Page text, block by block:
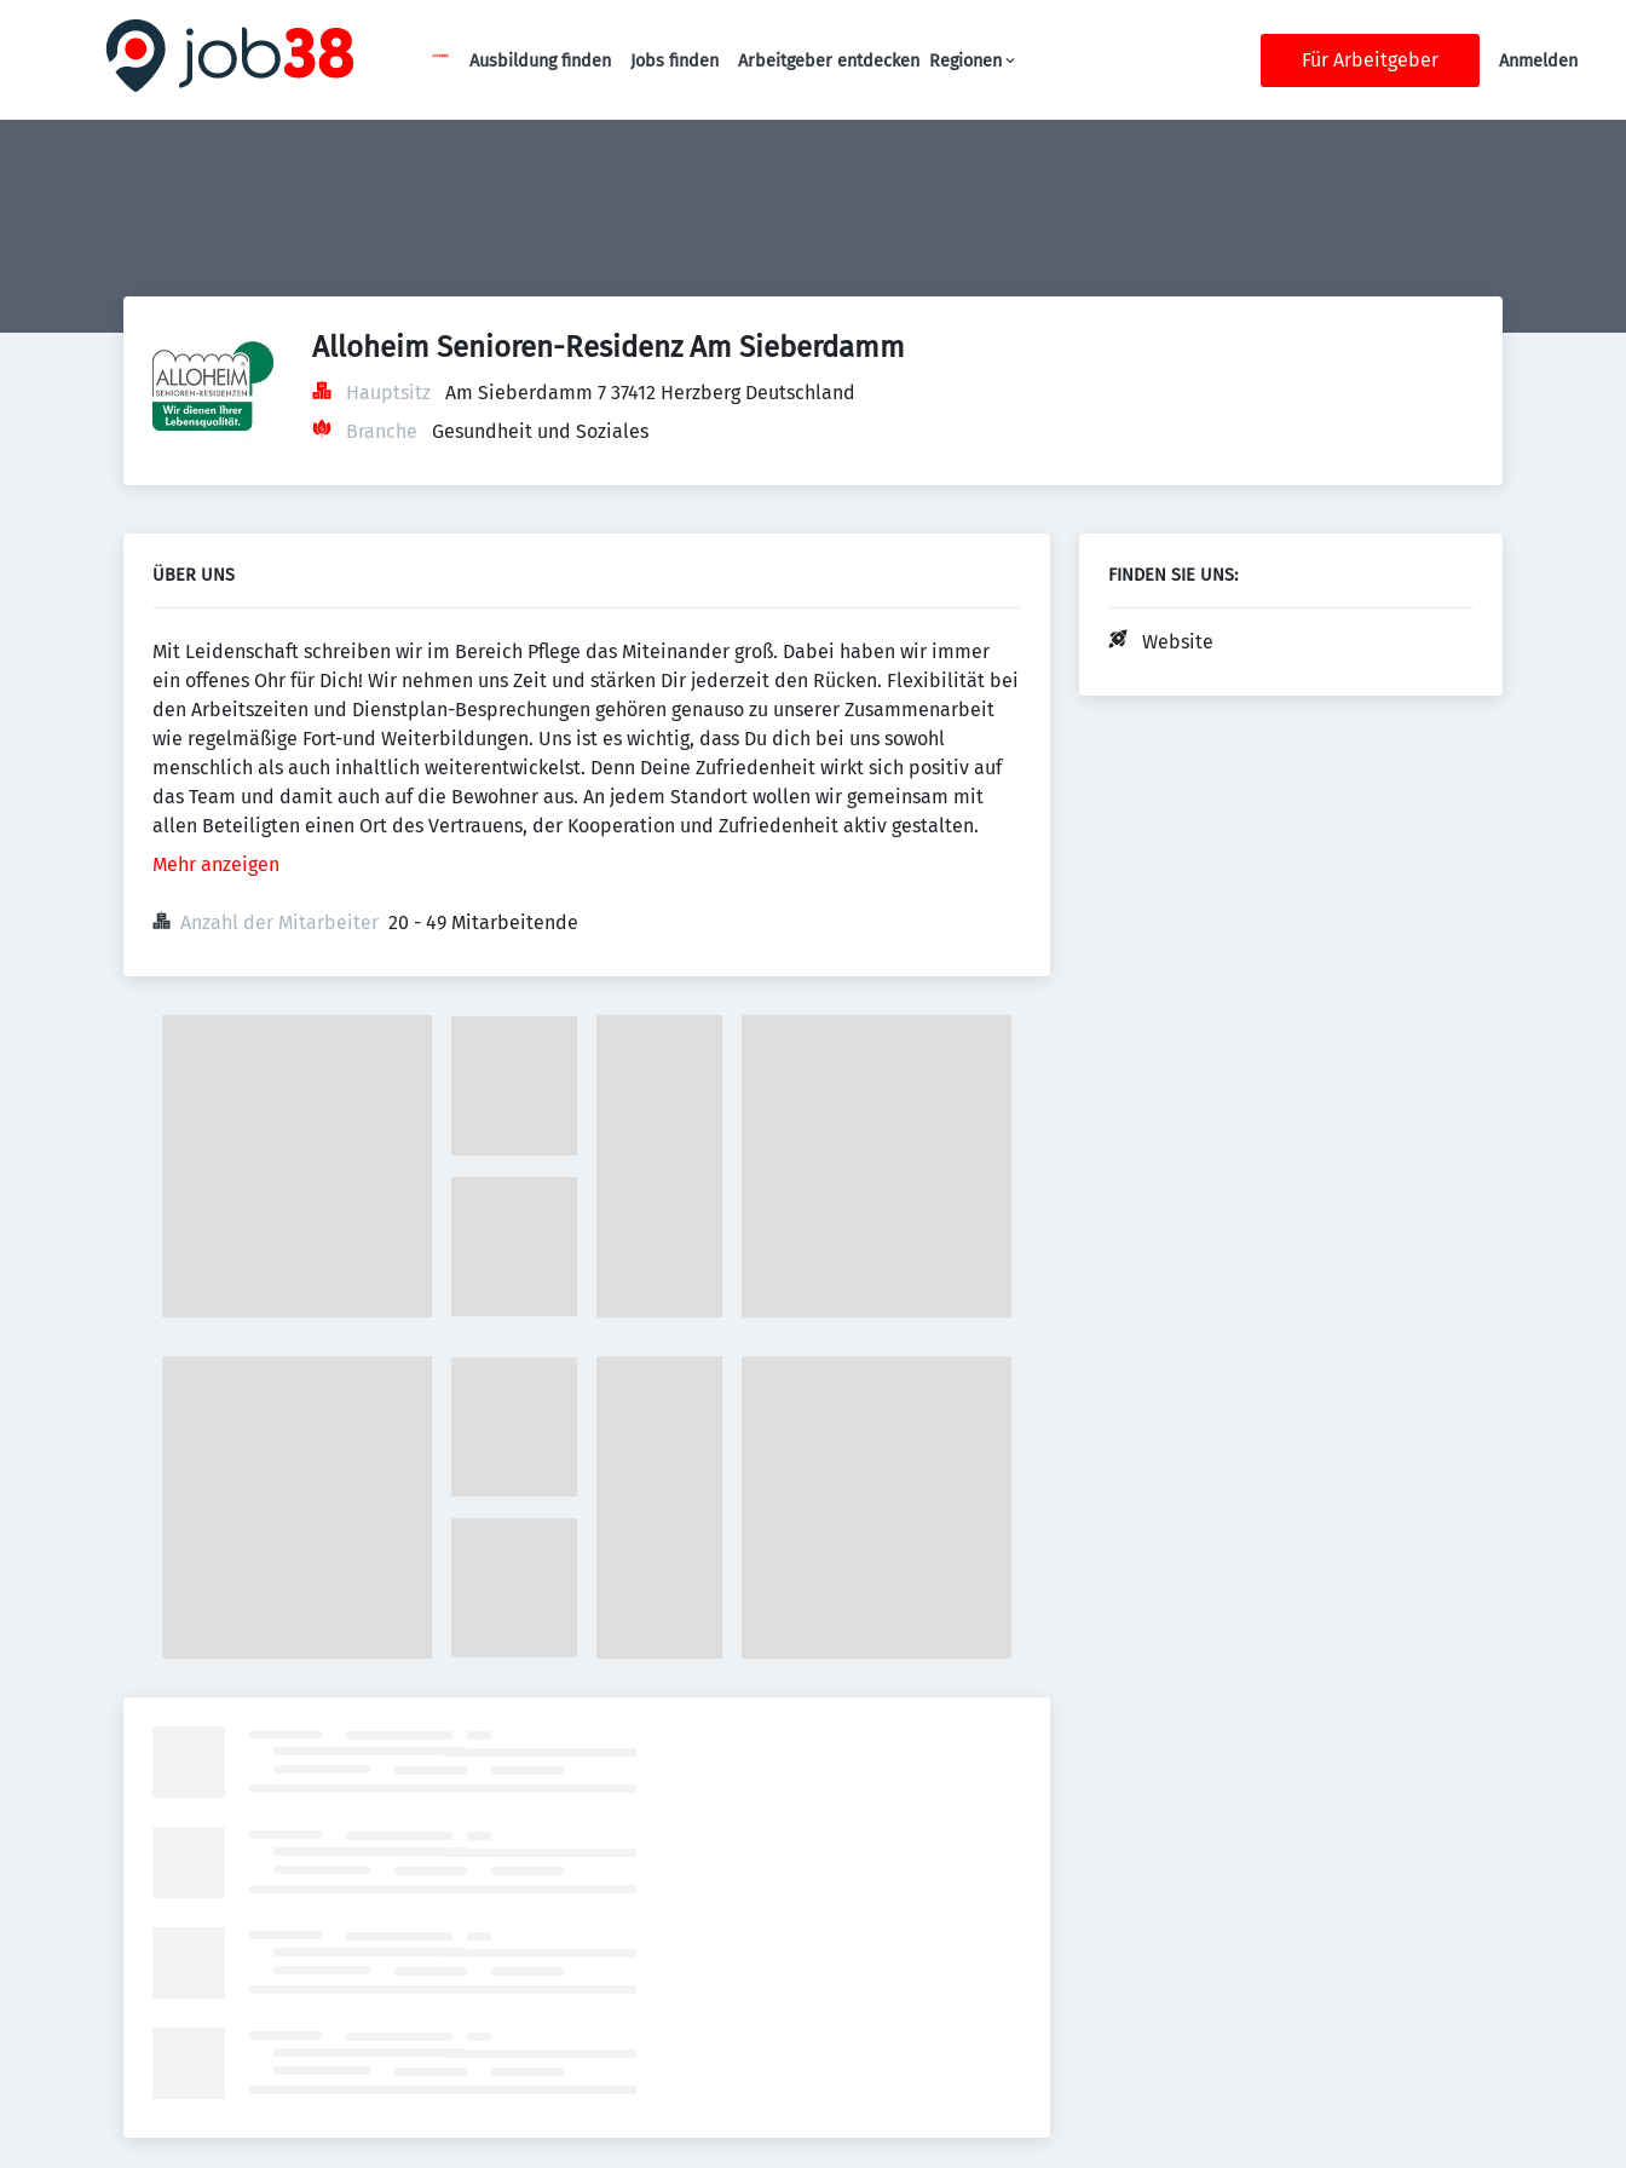
Haupt-Navigation
Ausbildung finden Jobs finden Arbeitgeber entdecken Regionen Für Arbeitgeber Anmelden
Alloheim Senioren-Residenz Am Sieberdamm
Hauptsitz
Am Sieberdamm 7 37412 Herzberg Deutschland
Branche
Gesundheit und Soziales
ÜBER UNS
Mit Leidenschaft schreiben wir im Bereich Pflege das Miteinander groß. Dabei haben wir immer
ein offenes Ohr für Dich! Wir nehmen uns Zeit und stärken Dir jederzeit den Rücken. Flexibilität bei
den Arbeitszeiten und Dienstplan-Besprechungen gehören genauso zu unserer Zusammenarbeit
wie regelmäßige Fort-und Weiterbildungen. Uns ist es wichtig, dass Du dich bei uns sowohl
menschlich als auch inhaltlich weiterentwickelst. Denn Deine Zufriedenheit wirkt sich positiv auf
das Team und damit auch auf die Bewohner aus. An jedem Standort wollen wir gemeinsam mit
allen Beteiligten einen Ort des Vertrauens, der Kooperation und Zufriedenheit aktiv gestalten.
Mehr anzeigen
Anzahl der Mitarbeiter 20 - 49 Mitarbeitende
FINDEN SIE UNS:
Website